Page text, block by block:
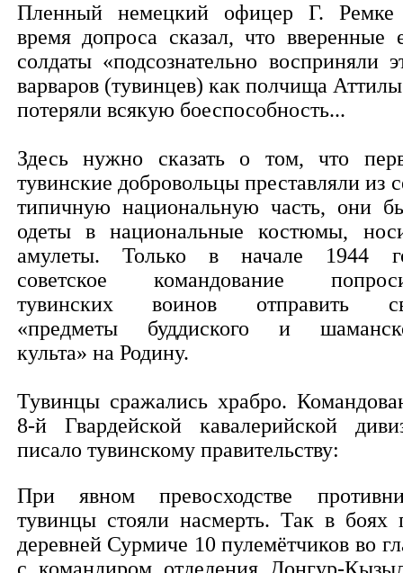
Пленный немецкий офицер Г. Ремке
время допроса сказал, что вверенные
солдаты «подсознательно восприняли
варваров (тувинцев) как полчища
потеряли всякую боеспособность...
Здесь нужно сказать о том, что
тувинские добровольцы преставляли из
типичную национальную часть, они
одеты в национальные костюмы,
амулеты. Только в начале 1944
советское командование
тувинских воинов отправить
«предметы буддиского и
культа» на Родину.
Тувинцы сражались храбро.
8-й Гвардейской кавалерийской
писало тувинскому правительству:
При явном превосходстве
тувинцы стояли насмерть. Так в боях
деревней Сурмиче 10 пулемётчиков во